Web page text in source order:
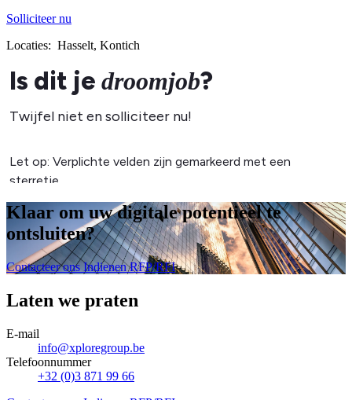
Solliciteer nu
Locaties: Hasselt, Kontich
Klaar om uw digitale potentieel te
ontsluiten?
Contacteer onsIndienen RFP/RFI
Laten we praten
E-mail
info@xploregroup.be
Telefoonnummer
+32 (0)3 871 99 66